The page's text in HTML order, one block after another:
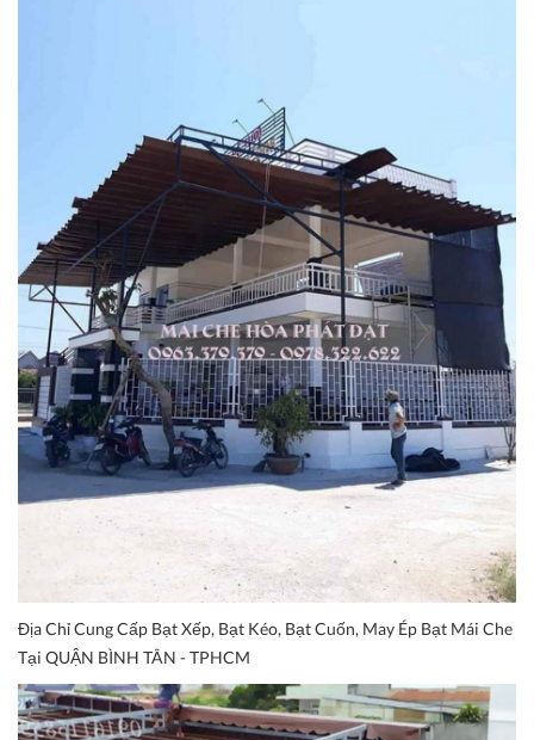
Địa Chỉ Cung Cấp Bạt Xếp, Bạt Kéo, Bạt Cuốn, May Ép Bạt Mái Che
Tại QUẬN BÌNH TÂN - TPHCM